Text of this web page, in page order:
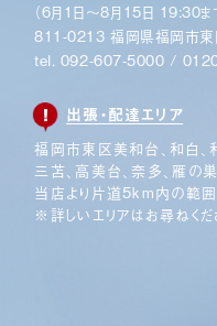
（6月1日〜8月15日 19:30ま
811-0213 福岡県福岡市
tel. 092-607-5000 /
出張・配達エリア
福岡市東区美和台、和白、
三苫、高美台、奈多、 雁の巣
当店より片道5km内の範囲
※詳しいエリアはお尋ねくだ